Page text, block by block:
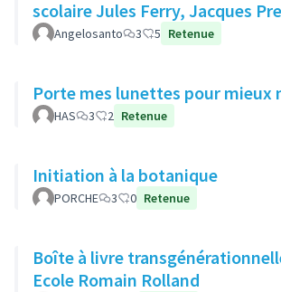
scolaire Jules Ferry, Jacques
Moulin des Gibets
Angelosanto 3 5 Retenue
Porte mes lunettes pour mieux
HAS 3 2 Retenue
Initiation à la botanique
PORCHE 3 0 Retenue
Boîte à livre
Ecole Romain Rolland